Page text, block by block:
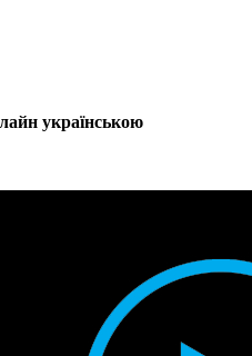
українською